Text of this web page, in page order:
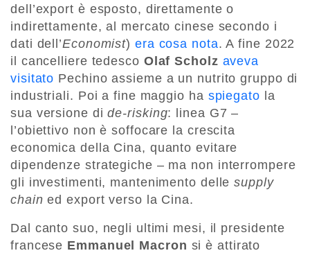
dell’export è esposto, direttamente o
indirettamente, al mercato cinese secondo i
dati dell’Economist) era cosa nota. A fine 2022
il cancelliere tedesco Olaf Scholz aveva
visitato Pechino assieme a un nutrito gruppo di
industriali. Poi a fine maggio ha spiegato la
sua versione dide-risking: linea G7 –
l’obiettivo non è soffocare la crescita
economica della Cina, quanto evitare
dipendenze strategiche – ma non interrompere
gli investimenti, mantenimento dellesupply
chain ed export verso la Cina.
Dal canto suo, negli ultimi mesi, il presidente
francese Emmanuel Macron si è attirato